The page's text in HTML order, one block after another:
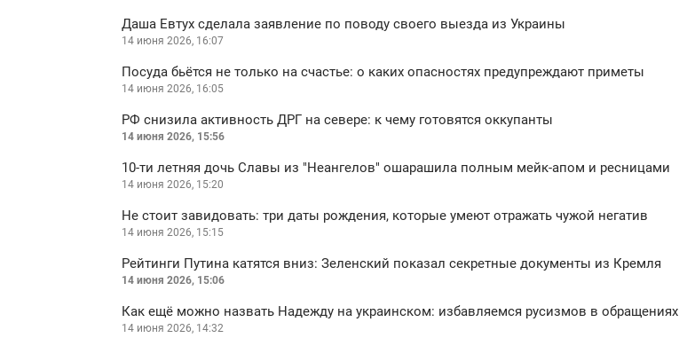
Даша Евтух сделала заявление по поводу своего выезда из Украины
14 июня 2026, 16:07
Посуда бьётся не только на счастье: о каких опасностях предупреждают приметы
14 июня 2026, 16:05
РФ снизила активность ДРГ на севере: к чему готовятся оккупанты
14 июня 2026, 15:56
10-ти летняя дочь Славы из "Неангелов" ошарашила полным мейк-апом и ресницами
14 июня 2026, 15:20
Не стоит завидовать: три даты рождения, которые умеют отражать чужой негатив
14 июня 2026, 15:15
Рейтинги Путина катятся вниз: Зеленский показал секретные документы из Кремля
14 июня 2026, 15:06
Как ещё можно назвать Надежду на украинском: избавляемся русизмов в обращениях
14 июня 2026, 14:32